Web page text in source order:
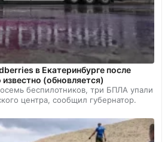
в Екатеринбурге после
(обновляется)
беспилотников, три БПЛА упали
центра, сообщил губернатор.